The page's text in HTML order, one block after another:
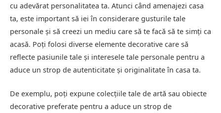
cu adevărat personalitatea ta. Atunci când amenajezi casa
ta, este important să iei în considerare gusturile tale
personale și să creezi un mediu care să te facă să te simți ca
acasă. Poți folosi diverse elemente decorative care să
reflecte pasiunile tale și interesele tale personale pentru a
aduce un strop de autenticitate și originalitate în casa ta.
De exemplu, poți expune colecțiile tale de artă sau obiecte
decorative preferate pentru a aduce un strop de